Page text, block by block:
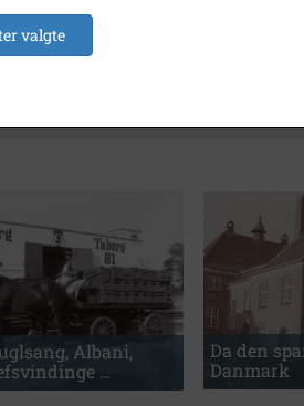
Albani,
…
Da den
Danmark
valgte